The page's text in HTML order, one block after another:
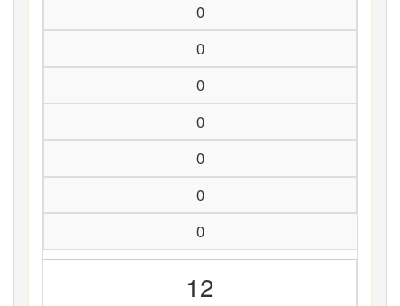
0
0
0
0
0
0
0
12